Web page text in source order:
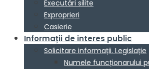
Executări silite
Exproprieri
Casierie
Informații de interes public
Solicitare informații. Legislație
Numele funcționarului